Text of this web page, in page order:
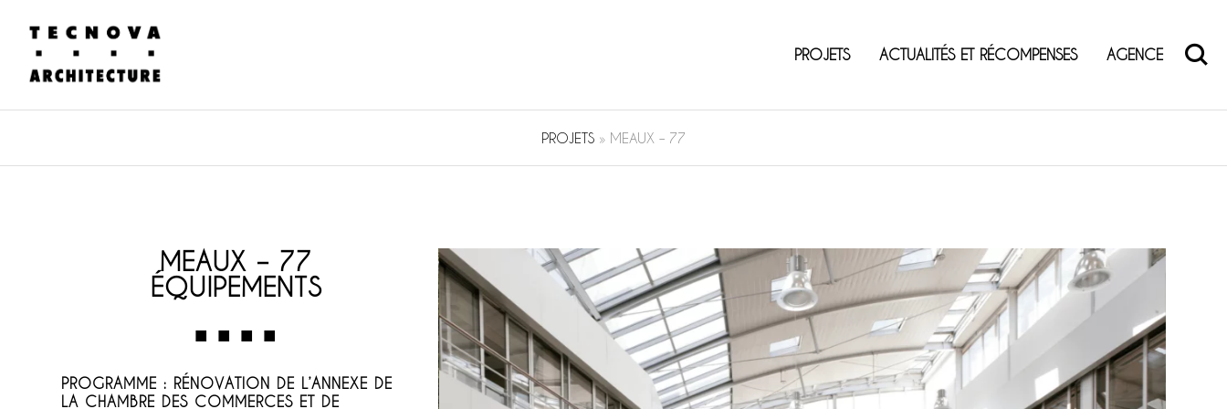
PROJETS ACTUALITÉS ET RÉCOMPENSES AGENCE
PROJETS » MEAUX – 77
MEAUX – 77
ÉQUIPEMENTS
PROGRAMME : RÉNOVATION DE L’ANNEXE DE
LA CHAMBRE DES COMMERCES ET DE